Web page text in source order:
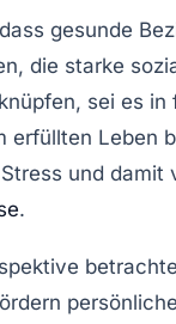
gesunde
die starke
sei es
erfüllten Leben
und
.